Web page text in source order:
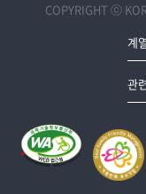
COPYRIGHT ⓒ
계
관